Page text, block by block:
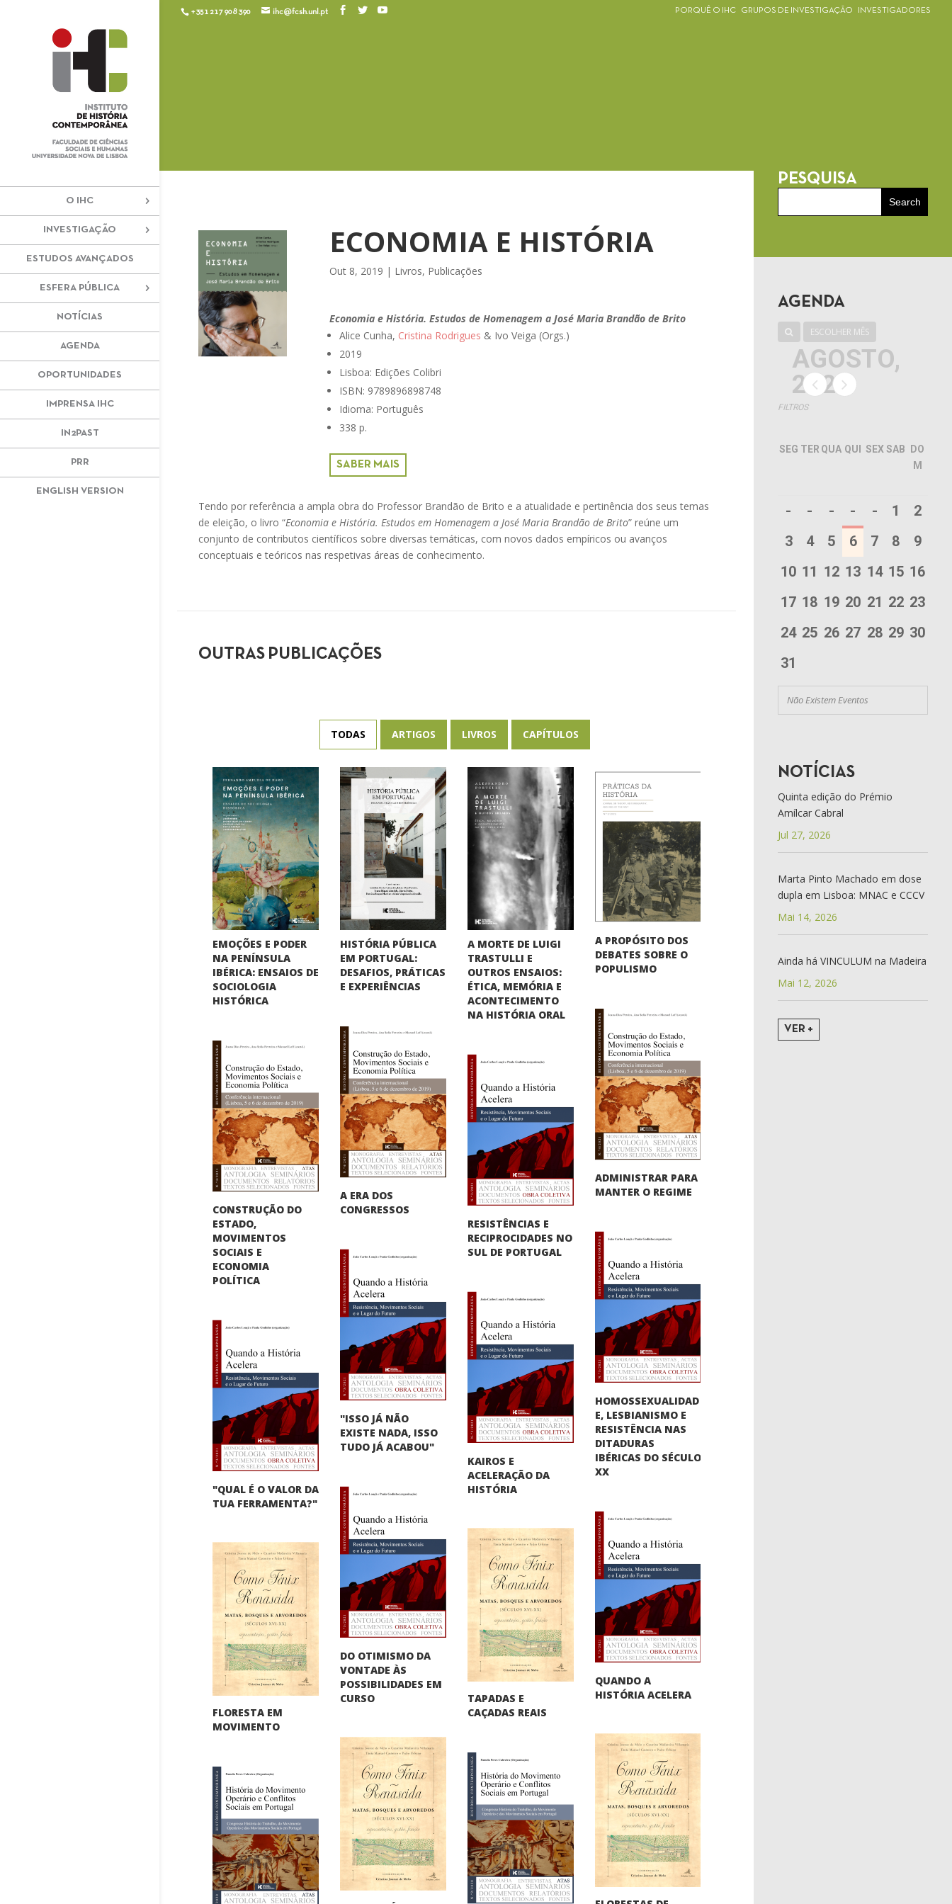
+351 217 908 390 ihc@fcsh.unl.pt PORQUÊ O IHC GRUPOS DE INVESTIGAÇÃO INVESTIGADORES
O IHC
INVESTIGAÇÃO
ESTUDOS AVANÇADOS
ESFERA PÚBLICA
NOTÍCIAS
AGENDA
OPORTUNIDADES
IMPRENSA IHC
IN2PAST
PRR
ENGLISH VERSION
ECONOMIA E HISTÓRIA
Out 8, 2019 | Livros, Publicações
Economia e História. Estudos de Homenagem a José Maria Brandão de Brito
Alice Cunha, Cristina Rodrigues & Ivo Veiga (Orgs.)
2019
Lisboa: Edições Colibri
ISBN: 9789896898748
Idioma: Português
338 p.
SABER MAIS
Tendo por referência a ampla obra do Professor Brandão de Brito e a atualidade e pertinência dos seus temas
de eleição, o livro “Economia e História. Estudos em Homenagem a José Maria Brandão de Brito” reúne um
conjunto de contributos científicos sobre diversas temáticas, com novos dados empíricos ou avanços
conceptuais e teóricos nas respetivas áreas de conhecimento.
OUTRAS PUBLICAÇÕES
TODAS ARTIGOS LIVROS CAPÍTULOS
EMOÇÕES E PODER
NA PENÍNSULA
IBÉRICA: ENSAIOS DE
SOCIOLOGIA
HISTÓRICA
HISTÓRIA PÚBLICA
EM PORTUGAL:
DESAFIOS, PRÁTICAS
E EXPERIÊNCIAS
A MORTE DE LUIGI
TRASTULLI E
OUTROS ENSAIOS:
ÉTICA, MEMÓRIA E
ACONTECIMENTO
NA HISTÓRIA ORAL
A PROPÓSITO DOS
DEBATES SOBRE O
POPULISMO
ADMINISTRAR PARA
MANTER O REGIME
A ERA DOS
CONGRESSOS
CONSTRUÇÃO DO
ESTADO,
MOVIMENTOS
SOCIAIS E
ECONOMIA
POLÍTICA
RESISTÊNCIAS E
RECIPROCIDADES NO
SUL DE PORTUGAL
HOMOSSEXUALIDAD
E, LESBIANISMO E
RESISTÊNCIA NAS
DITADURAS
IBÉRICAS DO SÉCULO
XX
"ISSO JÁ NÃO
EXISTE NADA, ISSO
TUDO JÁ ACABOU"
KAIROS E
ACELERAÇÃO DA
HISTÓRIA
"QUAL É O VALOR DA
TUA FERRAMENTA?"
DO OTIMISMO DA
VONTADE ÀS
POSSIBILIDADES EM
CURSO
QUANDO A
HISTÓRIA ACELERA
TAPADAS E
CAÇADAS REAIS
FLORESTA EM
MOVIMENTO
PESQUISA
AGENDA
ESCOLHER MÊS
AGOSTO,
2026
FILTROS
SEG TER QUA QUI SEX SAB DO
M
- - - - - 1
2
3
4 5 6 7 8
9
10 11 12 13 14 15 16
17 18 19 20 21 22 23
24 25 26 27 28 29 30
31
Não Existem Eventos
NOTÍCIAS
Quinta edição do Prémio
Amílcar Cabral
Jul 27, 2026
Marta Pinto Machado em dose
dupla em Lisboa: MNAC e CCCV
Mai 14, 2026
Ainda há VINCULUM na Madeira
Mai 12, 2026
VER +